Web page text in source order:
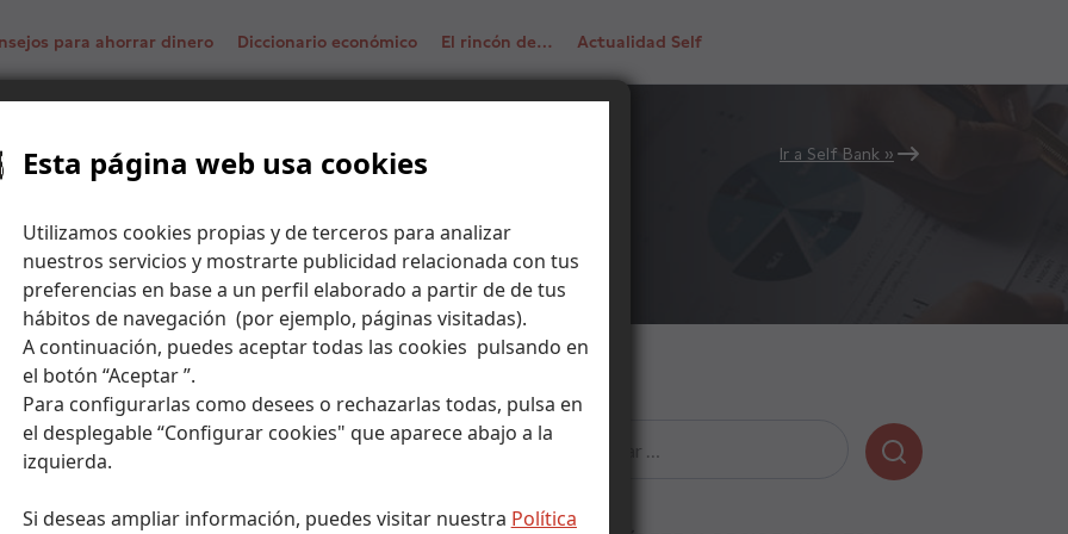
Esta página web usa cookies
Utilizamos cookies propias y de terceros para analizar
nuestros servicios y mostrarte publicidad relacionada con tus
preferencias en base a un perfil elaborado a partir de de tus
hábitos de navegación (por ejemplo, páginas visitadas).
A continuación, puedes aceptar todas las cookies pulsando en
el botón “Aceptar ”.
Para configurarlas como desees o rechazarlas todas, pulsa en
el desplegable “Configurar cookies" que aparece abajo a la
izquierda.
Si deseas ampliar información, puedes visitar nuestra Política
para ahorrar dinero Diccionario económico El rincón de… Actualidad Self
Ir a Self Bank »